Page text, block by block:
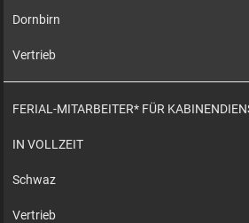
Dornbirn
Vertrieb
FERIAL-MITARBEITER* FÜR
IN VOLLZEIT
Schwaz
Vertrieb